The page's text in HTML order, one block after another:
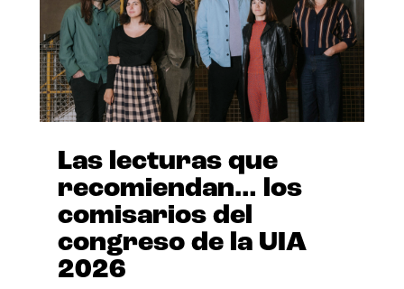
Las lecturas que
recomiendan… los
comisarios del
congreso de la UIA
2026